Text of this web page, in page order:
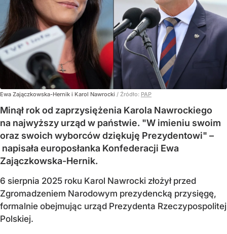
Ewa Zajączkowska-Hernik i Karol Nawrocki / Źródło: PAP
Minął rok od zaprzysiężenia Karola Nawrockiego
na najwyższy urząd w państwie. "W imieniu swoim
oraz swoich wyborców dziękuję Prezydentowi" –
napisała europosłanka Konfederacji Ewa
Zajączkowska-Hernik.
6 sierpnia 2025 roku Karol Nawrocki złożył przed
Zgromadzeniem Narodowym prezydencką przysięgę,
formalnie obejmując urząd Prezydenta Rzeczypospolitej
Polskiej.